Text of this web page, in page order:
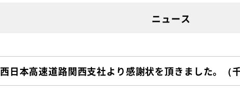
ニュース
西日本高速道路関西支社より感謝状を頂きました。（